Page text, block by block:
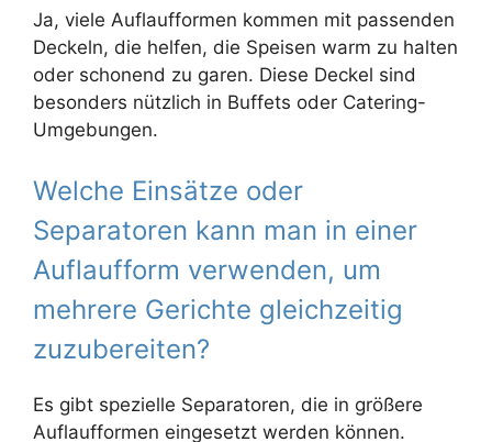
Ja, viele Auflaufformen kommen mit passenden
Deckeln, die helfen, die Speisen warm zu halten
oder schonend zu garen. Diese Deckel sind
besonders nützlich in Buffets oder Catering-
Umgebungen.
Welche Einsätze oder
Separatoren kann man in einer
Auflaufform verwenden, um
mehrere Gerichte gleichzeitig
zuzubereiten?
Es gibt spezielle Separatoren, die in größere
Auflaufformen eingesetzt werden können.